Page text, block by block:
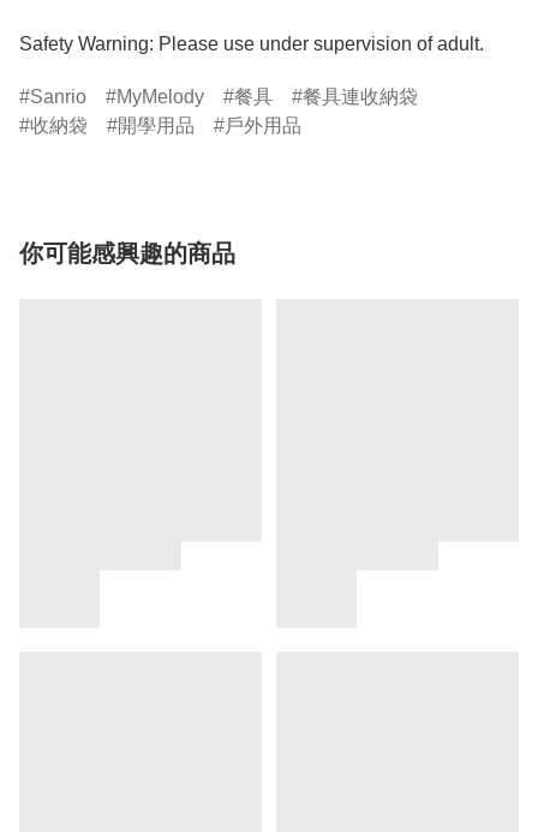
Safety Warning: Please use under supervision of adult.
Sanrio MyMelody 餐具
餐具連收納袋
收納袋
開學用品 戶外用品
你可能感興趣的商品